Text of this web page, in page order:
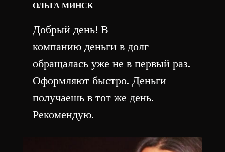
ОЛЬГА МИНСК
Добрый день! В
компанию деньги в долг
обращалась уже не в первый раз.
Оформляют быстро. Деньги
получаешь в тот же день.
Рекомендую.